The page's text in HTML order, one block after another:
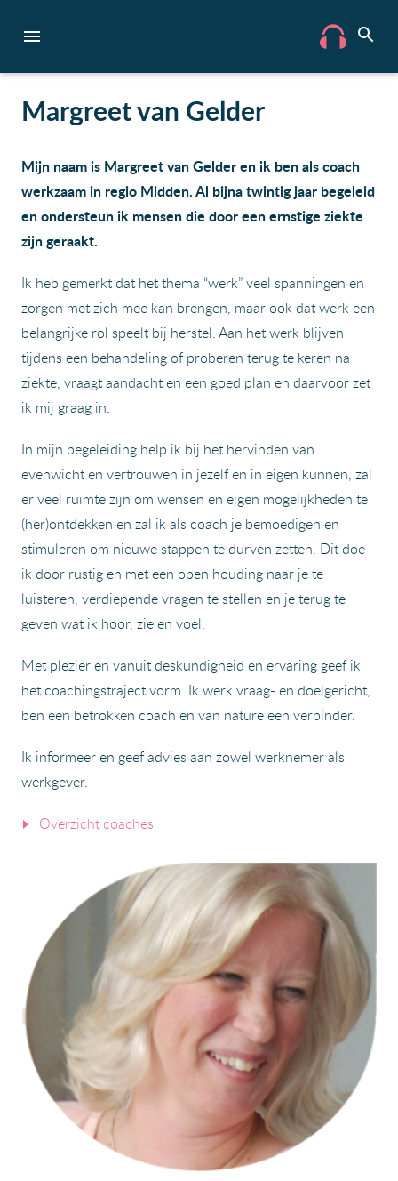
Margreet van Gelder
Mijn naam is Margreet van Gelder en ik ben als coach
werkzaam in regio Midden. Al bijna twintig jaar begeleid
en ondersteun ik mensen die door een ernstige ziekte
zijn geraakt.
Ik heb gemerkt dat het thema “werk” veel spanningen en
zorgen met zich mee kan brengen, maar ook dat werk een
belangrijke rol speelt bij herstel. Aan het werk blijven
tijdens een behandeling of proberen terug te keren na
ziekte, vraagt aandacht en een goed plan en daarvoor zet
ik mij graag in.
In mijn begeleiding help ik bij het hervinden van
evenwicht en vertrouwen in jezelf en in eigen kunnen, zal
er veel ruimte zijn om wensen en eigen mogelijkheden te
(her)ontdekken en zal ik als coach je bemoedigen en
stimuleren om nieuwe stappen te durven zetten. Dit doe
ik door rustig en met een open houding naar je te
luisteren, verdiepende vragen te stellen en je terug te
geven wat ik hoor, zie en voel.
Met plezier en vanuit deskundigheid en ervaring geef ik
het coachingstraject vorm. Ik werk vraag- en doelgericht,
ben een betrokken coach en van nature een verbinder.
Ik informeer en geef advies aan zowel werknemer als
werkgever.
Overzicht coaches